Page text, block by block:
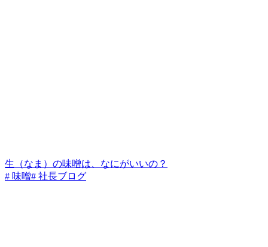
生（なま）の味噌は、なにがいいの？
# 味噌# 社長ブログ